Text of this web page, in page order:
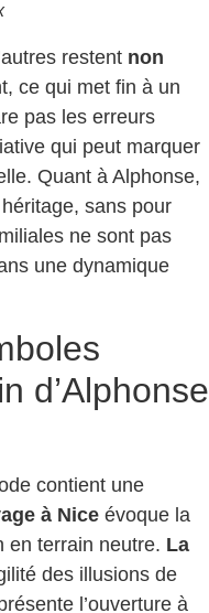
restent non
ce qui met fin à un
pas les erreurs
qui peut marquer
Quant à Alphonse,
sans pour
ne sont pas
une dynamique
d’Alphonse
contient une
à Nice évoque la
en terrain neutre. La
des illusions de
l’ouverture à